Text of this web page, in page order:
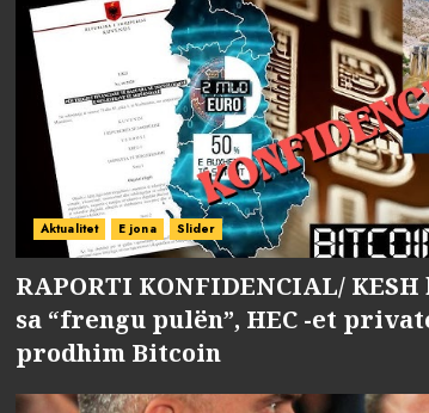
Aktualitet E jona Slider
RAPORTI KONFIDENCIAL/
sa “frengu pulën”, HEC -et
prodhim Bitcoin